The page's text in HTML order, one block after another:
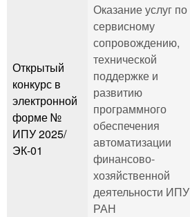
Открытый
конкурс в
электронной
форме №
ИПУ 2025/
ЭК-01
Оказание услуг по
сервисному
сопровождению,
технической
поддержке и
развитию
программного
обеспечения
автоматизации
финансово-
хозяйственной
деятельности ИПУ
РАН